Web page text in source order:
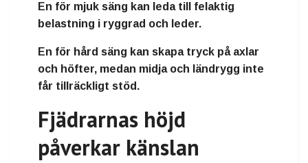
En för mjuk säng kan leda till felaktig
belastning i ryggrad och leder.
En för hård säng kan skapa tryck på axlar
och höfter, medan midja och ländrygg inte
får tillräckligt stöd.
Fjädrarnas höjd
påverkar känslan